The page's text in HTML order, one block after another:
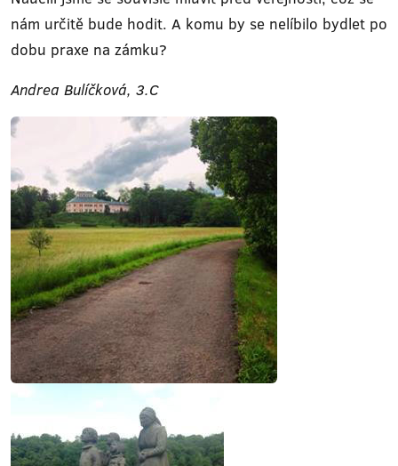
nám určitě bude hodit. A komu by se nelíbilo bydlet po
dobu praxe na zámku?
Andrea Bulíčková, 3.C